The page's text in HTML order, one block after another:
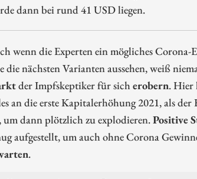
dann bei rund 41 USD liegen.
wenn die Experten ein mögliches
die nächsten Varianten aussehen, weiß
der Impfskeptiker für sich erobern. Hier
an die erste Kapitalerhöhung 2021, als
um dann plötzlich zu explodieren.Positive
aufgestellt, um auch ohne Corona
.